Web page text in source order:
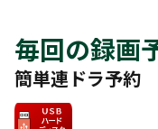
毎回の録画
簡単連ドラ予約